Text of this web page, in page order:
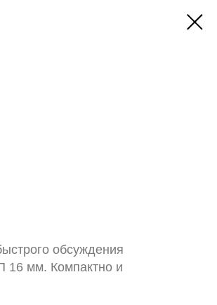
обсуждения
16 мм. Компактно и